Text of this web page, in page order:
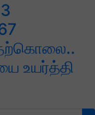
உயர்த்தி